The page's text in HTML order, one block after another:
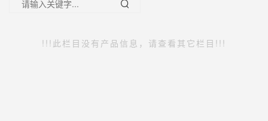
!!!此栏目没有产品信息，请查看其它栏目!!!